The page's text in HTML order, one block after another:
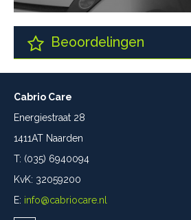
Beoordelingen
Cabrio Care
Energiestraat 28
1411AT Naarden
T: (035) 6940094
KvK: 32059200
E: info@cabriocare.nl